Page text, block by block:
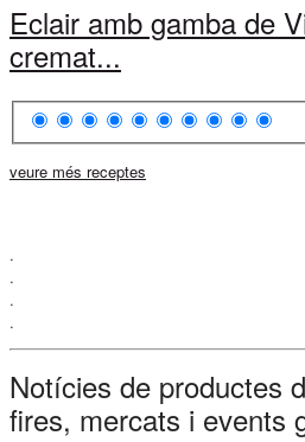
Eclair amb gamba de
cremat...
veure més receptes
.
.
.
.
Notícies de productes
fires, mercats i events